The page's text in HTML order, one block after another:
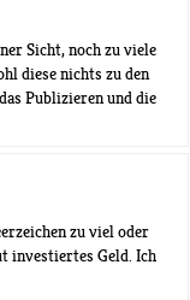
Sicht, noch zu viele
diese nichts zu den
Publizieren und die
zu viel oder
investiertes Geld. Ich